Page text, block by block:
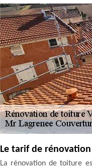
Le tarif de
La rénovation de toiture